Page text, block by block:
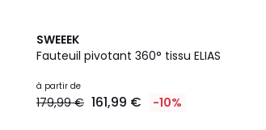
SWEEEK
Fauteuil pivotant 360° tissu ELIAS
à partir de
179,99 € 161,99 € -10%
4,9
/ 5
4
Couleurs